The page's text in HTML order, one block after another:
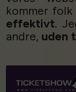
kommer folk
effektivt.
andre, uden